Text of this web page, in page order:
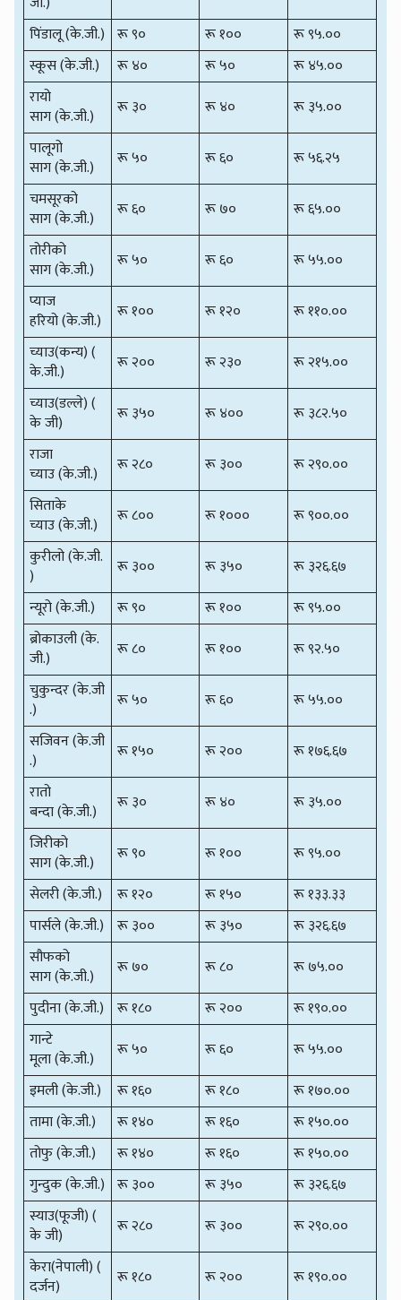
पिंडालू (के.जी.) रू ९० रू १००
रू ९५.००
स्कूस (के.जी.)
रू ४० रू ५०
रू ४५.००
रायो
साग (के.जी.)
रू ३० रू ४०
रू ३५.००
पालूगो
साग (के.जी.)
रू ५० रू ६०
रू ५६.२५
चमसूरको
साग (के.जी.)
रू ६० रू ७०
रू ६५.००
तोरीको
साग (के.जी.)
रू ५० रू ६०
रू ५५.००
प्याज
हरियो (के.जी.)
रू १०० रू १२०
रू ११०.००
च्याउ(कन्य) (
के.जी.)
रू २०० रू २३०
रू २१५.००
च्याउ(डल्ले) (
के जी)
रू ३५० रू ४००
रू ३८२.५०
राजा
च्याउ (के.जी.)
रू २८० रू ३००
रू २९०.००
सिताके
च्याउ (के.जी.)
रू ८०० रू १०००
रू ९००.००
कुरीलो (के.जी.
)
रू ३०० रू ३५०
रू ३२६.६७
न्यूरो (के.जी.)
रू ९० रू १००
रू ९५.००
ब्रोकाउली (के.
जी.)
रू ८० रू १००
रू ९२.५०
चुकुन्दर (के.जी
.)
रू ५० रू ६०
रू ५५.००
सजिवन (के.जी
.)
रू १५० रू २००
रू १७६.६७
रातो
बन्दा (के.जी.)
रू ३० रू ४०
रू ३५.००
जिरीको
साग (के.जी.)
रू ९० रू १००
रू ९५.००
सेलरी (के.जी.)
रू १२० रू १५०
रू १३३.३३
पार्सले (के.जी.) रू ३०० रू ३५०
रू ३२६.६७
सौफको
साग (के.जी.)
रू ७० रू ८०
रू ७५.००
पुदीना (के.जी.) रू १८० रू २००
रू १९०.००
गान्टे
मूला (के.जी.)
रू ५० रू ६०
रू ५५.००
इमली (के.जी.)
रू १६० रू १८०
रू १७०.००
तामा (के.जी.)
रू १४० रू १६०
रू १५०.००
तोफु (के.जी.)
रू १४० रू १६०
रू १५०.००
गुन्दुक (के.जी.) रू ३०० रू ३५०
रू ३२६.६७
स्याउ(फूजी) (
के जी)
रू २८० रू ३००
रू २९०.००
केरा(नेपाली) (
दर्जन)
रू १८० रू २००
रू १९०.००